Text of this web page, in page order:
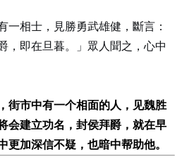
一相士，見勝勇武雄健，斷言：
，即在旦暮。」眾人聞之，心中
街市中有一个相面的人，见魏胜
会建立功名，封侯拜爵，就在早
更加深信不疑，也暗中帮助他。